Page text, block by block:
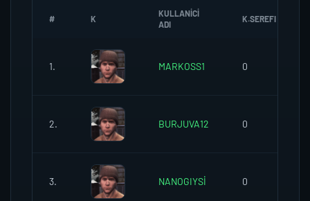
# K
KULLANICI
ADI
K.SEREFI
1. MARKOSS1 0
2. BURJUVA12 0
3. NANOGIYSİ 0